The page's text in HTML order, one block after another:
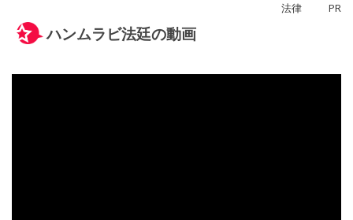
法律 PR
ハンムラビ法廷の動画